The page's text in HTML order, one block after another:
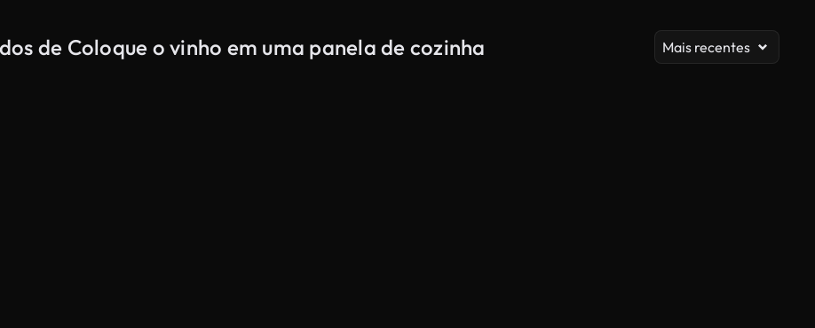
de Coloque o vinho em uma panela de cozinha Mais recentes